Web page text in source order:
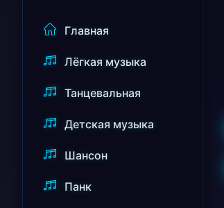
Главная
Лёгкая музыка
Танцевальная
Детская музыка
Шансон
Панк